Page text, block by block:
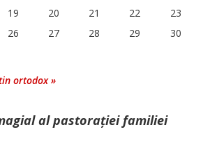
19 20 21 22
23
26 27 28 29
30
ortodox »
al pastorației familiei